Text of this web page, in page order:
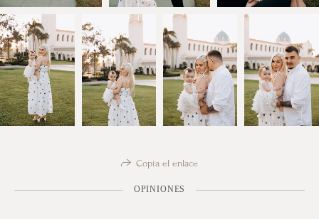
Copia el enlace
OPINIONES